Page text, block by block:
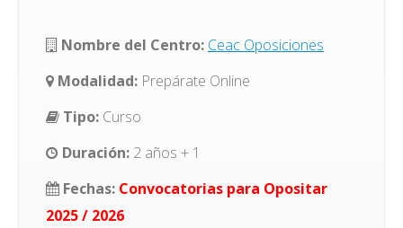
Nombre del Centro: Ceac Oposiciones
Modalidad: Prepárate Online
Tipo: Curso
Duración: 2 años + 1
Fechas: Convocatorias para Opositar
2025 / 2026